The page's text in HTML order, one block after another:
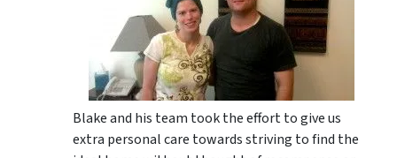
Blake and his team took the effort to give us
extra personal care towards striving to find the